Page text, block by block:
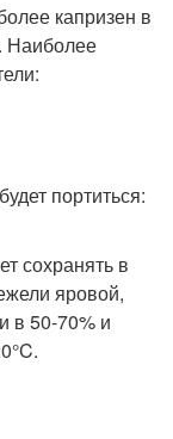
капризен в
Наиболее
портиться:
сохранять в
яровой,
в 50-70% и